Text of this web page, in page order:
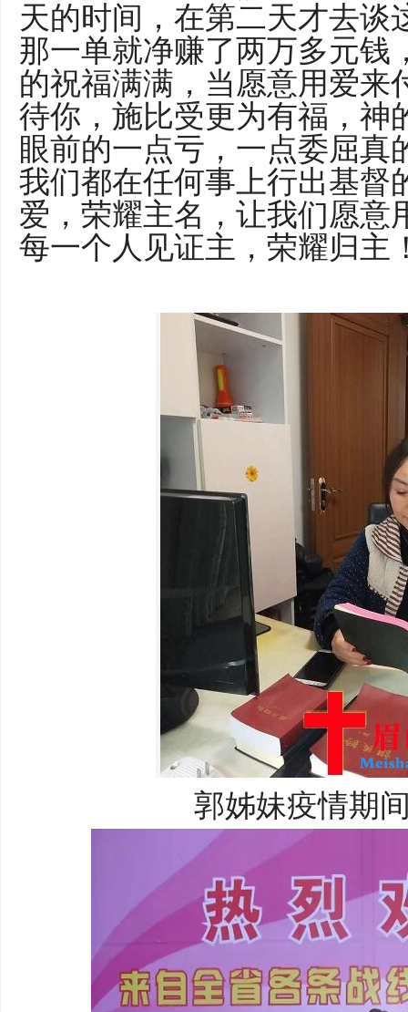
天的时间，在第二天才去谈
那一单就净赚了两万多元钱
的祝福满满，当愿意用爱来
待你，施比受更为有福，神
眼前的一点亏，一点委屈真
我们都在任何事上行出基督
爱，荣耀主名，让我们愿意
每一个人见证主，荣耀归主
郭姊妹疫情期